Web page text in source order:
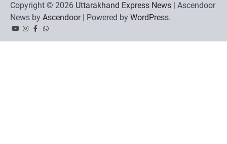
Copyright © 2026 Uttarakhand Express News | Ascendoor
News by Ascendoor| Powered by WordPress.
YouTubeInstagram
Facebook
Whatsapp